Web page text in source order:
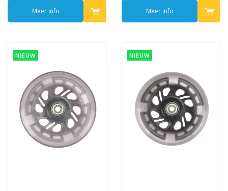
Meer info Meer info
NIEUW NIEUW